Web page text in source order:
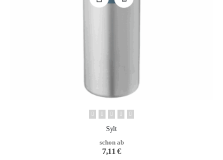
Sylt
schon ab
7,11€